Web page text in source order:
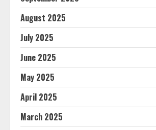
August 2025
July 2025
June 2025
May 2025
April 2025
March 2025